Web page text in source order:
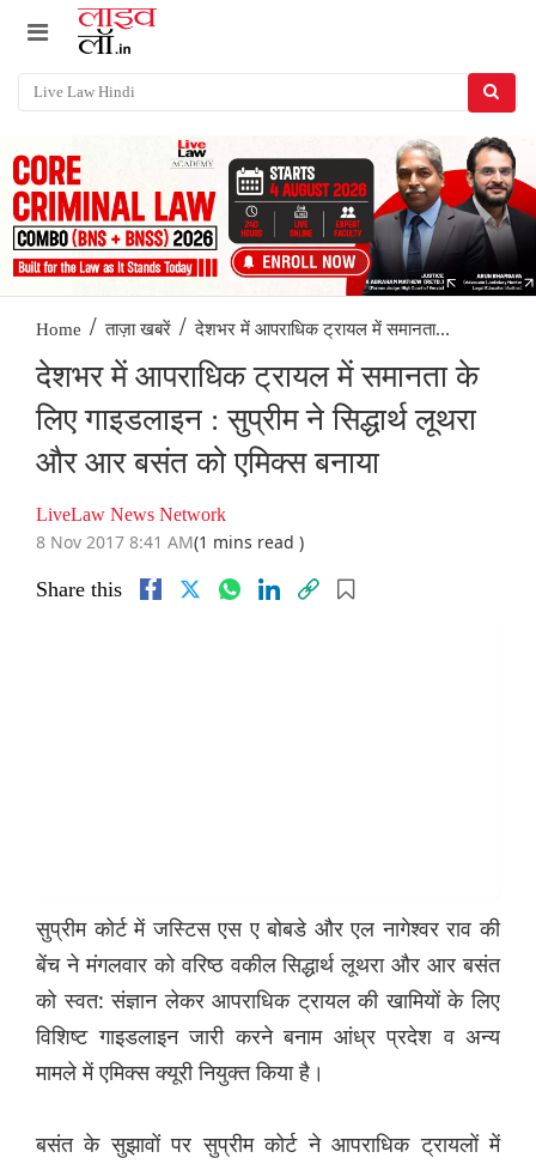
Home / ताज़ा खबरें / देशभर में आपराधिक ट्रायल में समानता...
देशभर में आपराधिक ट्रायल में समानता के
लिए गाइडलाइन : सुप्रीम ने सिद्धार्थ लूथरा
और आर बसंत को एमिक्स बनाया
LiveLaw News Network
8 Nov 2017 8:41 AM(1 mins read )
Share this
सुप्रीम कोर्ट में जस्टिस एस ए बोबडे और एल नागेश्वर राव की
बेंच ने मंगलवार को वरिष्ठ वकील सिद्धार्थ लूथरा और आर बसंत
को स्वत: संज्ञान लेकर आपराधिक ट्रायल की खामियों के लिए
विशिष्ट गाइडलाइन जारी करने बनाम आंध्र प्रदेश व अन्य
मामले में एमिक्स क्यूरी नियुक्त किया है।
बसंत के सुझावों पर सुप्रीम कोर्ट ने आपराधिक ट्रायलों में